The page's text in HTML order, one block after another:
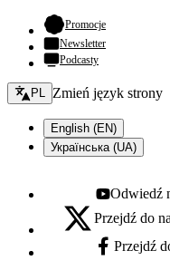
Promocje- otwiera się w
Newsletter
Podcasty
Zmień język - bieżący:
PL Zmień język strony
English (EN)
Українська (UA)
Youtube -
Odwiedź
X - otwiera się w nowej
Przejdź do
Facebook -
Przejdź